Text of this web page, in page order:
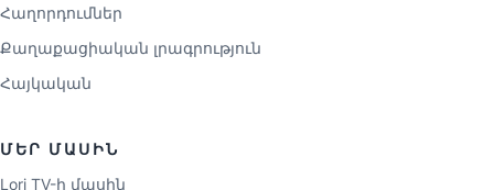
Հաղորդումներ
Քաղաքացիական լրագրություն
Հայկական
ՄԵՐ ՄԱՍԻՆ
Lori TV-ի մասին